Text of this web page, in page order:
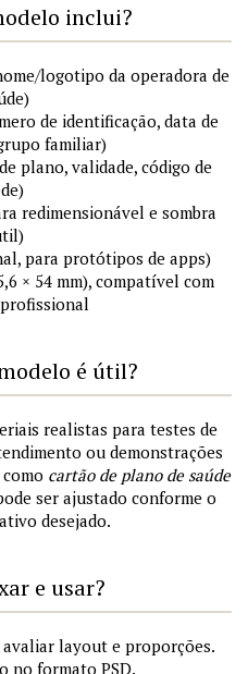
inclui?
logotipo da operadora de
de identificação, data de
familiar)
plano, validade, código de
redimensionável e sombra
para protótipos de apps)
× 54 mm), compatível com
é útil?
realistas para testes de
ou demonstrações
cartão de plano de saúde
ser ajustado conforme o
desejado.
e usar?
layout e proporções.
no formato PSD.